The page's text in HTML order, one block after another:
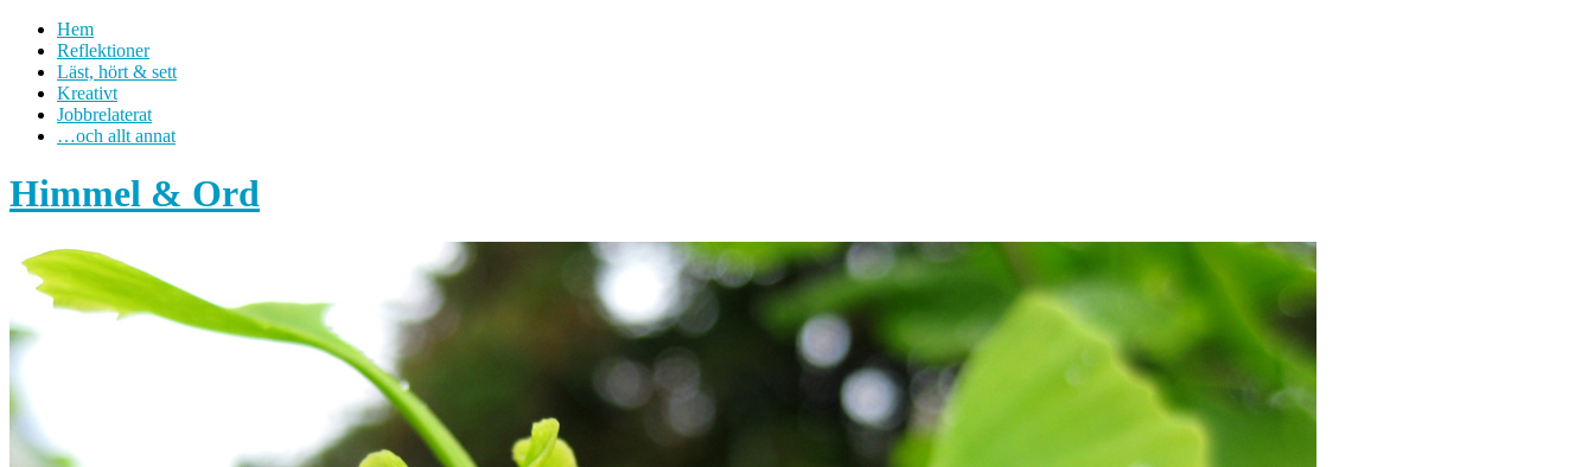
Hem
Reflektioner
Läst, hört & sett
Kreativt
Jobbrelaterat
…och allt annat
Himmel & Ord